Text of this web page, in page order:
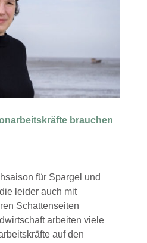
brauchen
für Spargel und
leider auch mit
Schattenseiten
arbeiten viele
auf den